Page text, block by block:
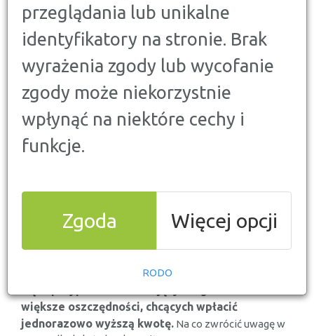
przeglądania lub unikalne
identyfikatory na stronie. Brak
wyrażenia zgody lub wycofanie
zgody może niekorzystnie
wpłynąć na niektóre cechy i
funkcje.
Zgoda Więcej opcji
RODO
lub konto oszczędnościowe. Czym jednak różnią
się te produkty bankowe?
lokatę, a co konto oszczędnościowe? Wyjaśniamy,
na który produkt warto postawić.
Lokata bankowa
długoterminowym oszczędzaniu.
większe oszczędności, chcących wpłacić
jednorazowo wyższą kwotę. Na co zwrócić uwagę w